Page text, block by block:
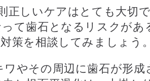
しいケアはとても大切
て歯石となるリスクがあ
策を相談してみましょう。
やその周辺に歯石が形成